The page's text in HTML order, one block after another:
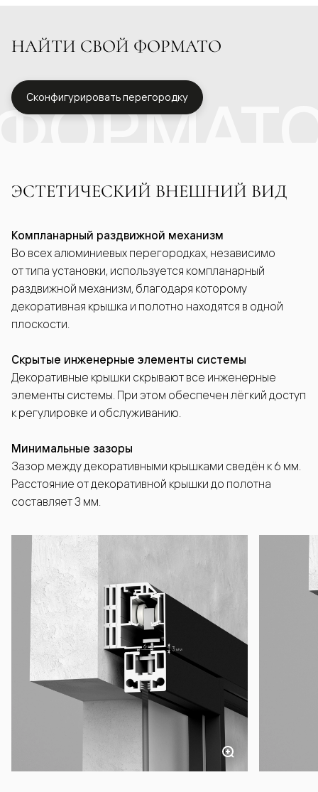
НАЙТИ СВОЙ ФОРМАТО
Сконфигурировать перегородку
ЭСТЕТИЧЕСКИЙ ВНЕШНИЙ ВИД
Компланарный раздвижной механизм
Во всех алюминиевых перегородках, независимо
от типа установки, используется компланарный
раздвижной механизм, благодаря которому
декоративная крышка и полотно находятся в одной
плоскости.
Скрытые инженерные элементы системы
Декоративные крышки скрывают все инженерные
элементы системы. При этом обеспечен лёгкий доступ
к регулировке и обслуживанию.
Минимальные зазоры
Зазор между декоративными крышками сведён к 6 мм.
Расстояние от декоративной крышки до полотна
составляет 3 мм.